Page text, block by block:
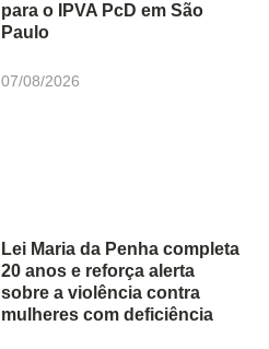
para o IPVA PcD em São
Paulo
07/08/2026
Lei Maria da Penha completa
20 anos e reforça alerta
sobre a violência contra
mulheres com deficiência